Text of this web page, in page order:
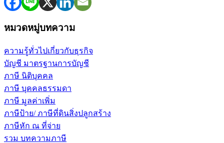
หมวดหมู่บทความ
ความรู้ทั่วไปเกี่ยวกับธุรกิจ
บัญชี มาตรฐานการบัญชี
ภาษี นิติบุคคล
ภาษี บุคคลธรรมดา
ภาษี มูลค่าเพิ่ม
ภาษีป้าย/ ภาษีที่ดินสิ่งปลูกสร้าง
ภาษีหัก ณ ที่จ่าย
รวม บทความภาษี